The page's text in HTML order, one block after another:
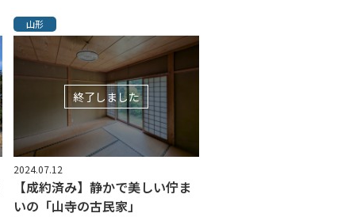
山形
終了しました
2024.07.12
【成約済み】静かで美しい佇ま
いの「山寺の古民家」